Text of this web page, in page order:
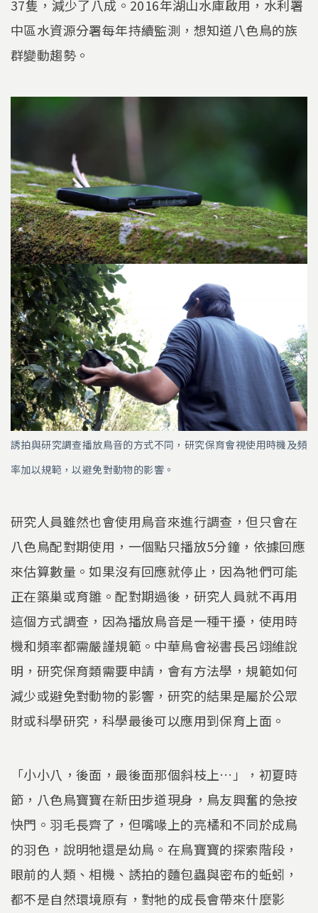
37隻，減少了八成。2016年湖山水庫啟用，水利署
中區水資源分署每年持續監測，想知道八色鳥的族
群變動趨勢。
誘拍與研究調查播放鳥音的方式不同，研究保育會視使用時機及頻
率加以規範，以避免對動物的影響。
研究人員雖然也會使用鳥音來進行調查，但只會在
八色鳥配對期使用，一個點只播放5分鐘，依據回應
來估算數量。如果沒有回應就停止，因為牠們可能
正在築巢或育雛。配對期過後，研究人員就不再用
這個方式調查，因為播放鳥音是一種干擾，使用時
機和頻率都需嚴謹規範。中華鳥會祕書長呂翊維說
明，研究保育類需要申請，會有方法學，規範如何
減少或避免對動物的影響，研究的結果是屬於公眾
財或科學研究，科學最後可以應用到保育上面。
「小小八，後面，最後面那個斜枝上…」，初夏時
節，八色鳥寶寶在新田步道現身，鳥友興奮的急按
快門。羽毛長齊了，但嘴喙上的亮橘和不同於成鳥
的羽色，說明牠還是幼鳥。在鳥寶寶的探索階段，
眼前的人類、相機、誘拍的麵包蟲與密布的蚯蚓，
都不是自然環境原有，對牠的成長會帶來什麼影